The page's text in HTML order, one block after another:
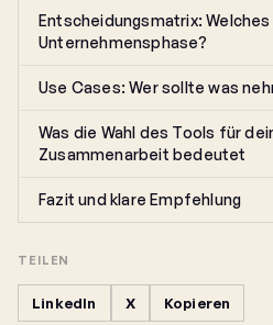
Entscheidungsmatrix:
Unternehmensphase?
Use Cases: Wer sollte was
Was die Wahl des Tools für
Zusammenarbeit bedeutet
Fazit und klare Empfehlung
TEILEN
LinkedIn X Kopieren